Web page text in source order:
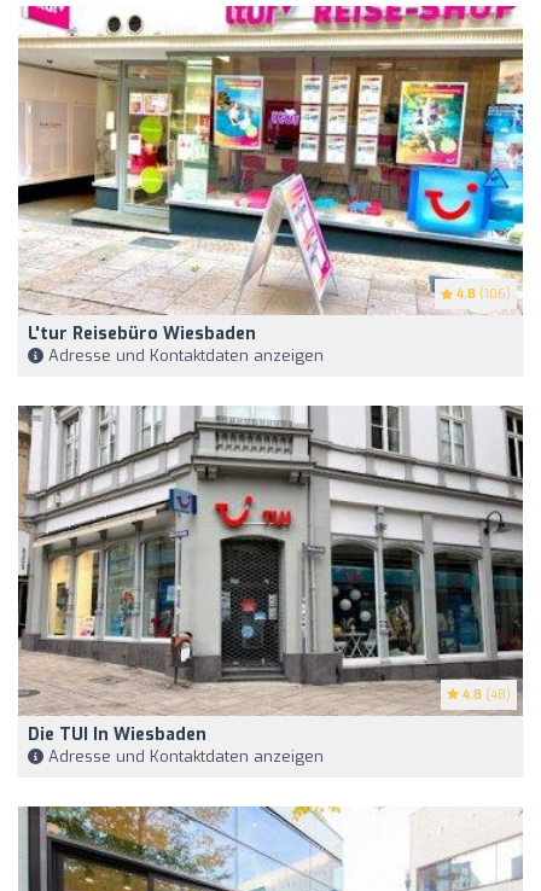
4.8 (106)
L'tur Reisebüro Wiesbaden
Adresse und Kontaktdaten anzeigen
4.8 (48)
Die TUI In Wiesbaden
Adresse und Kontaktdaten anzeigen